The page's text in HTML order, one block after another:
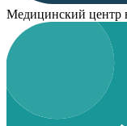
Медицинский центр